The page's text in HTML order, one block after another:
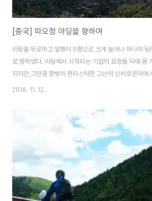
[중국] 따오청 야딩을 향하여
리탕을 뒤로하고 일행이 5명으로 크게 늘어나 하나의 팀
로 향하였다. 리탕에서 시작되는 기압의 요정들 덕에 몸
지지만,그만큼 창밖의 판타스틱한 고산의 신비로운덕에
지 않다.하지만 몸이 힘든건 여전하기에 이내 눈이 감기
보면 이건 그냥 시작점일 뿐이였다. 이후 부터는 절정의
티벳 여행에 있어 앞으로도 우리는 축복받은 여행자임
불가 50여km조차도 힘겹게 갔던 거리를길이 잘 닦여진
목적지까지 쉽고 편안히 다음 여정지까지 갈수 있으나,그
우 일방적이며 수순에 정해진 식의 이정표..
2016. 11. 12.